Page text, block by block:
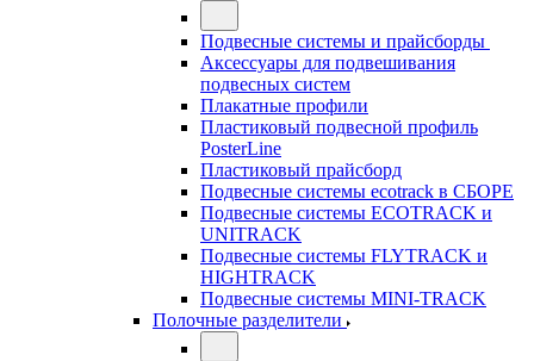
Подвесные системы и прайсборды
Аксессуары для подвешивания
подвесных систем
Плакатные профили
Пластиковый подвесной профиль
PosterLine
Пластиковый прайсборд
Подвесные системы ecotrack в СБОРЕ
Подвесные системы ECOTRACK и
UNITRACK
Подвесные системы FLYTRACK и
HIGHTRACK
Подвесные системы MINI-TRACK
Полочные разделители